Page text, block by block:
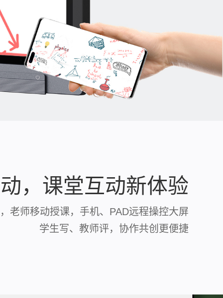
，课堂互动新体验
老师移动授课，手机、PAD远程操控大屏
学生写、教师评，协作共创更便捷